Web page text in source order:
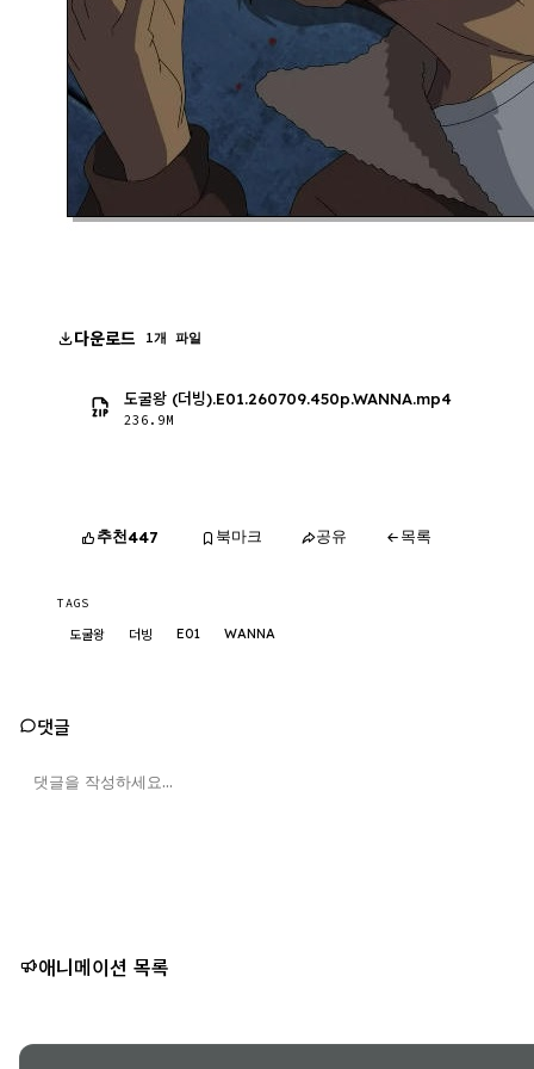
다운로드 1개 파일
도굴왕 (더빙).E01.260709.450p.WANNA.mp4
236.9M
추천447 북마크 공유 목록
TAGS
도굴왕 더빙 E01 WANNA
댓글
애니메이션 목록